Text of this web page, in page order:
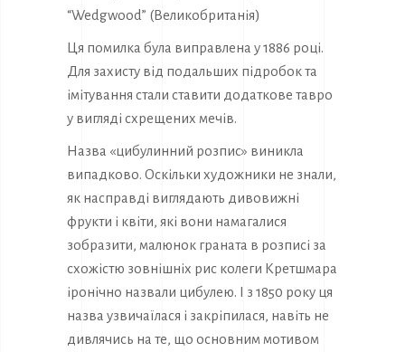
“Wedgwood” (Великобританія)
Ця помилка була виправлена ​​у 1886 році.
Для захисту від подальших підробок та
імітування стали ставити додаткове тавро
у вигляді схрещених мечів.
Назва «цибулинний розпис» виникла
випадково. Оскільки художники не знали,
як насправді виглядають дивовижні
фрукти і квіти, які вони намагалися
зобразити, малюнок граната в розписі за
схожістю зовнішніх рис колеги Кретшмара
іронічно назвали цибулею. І з 1850 року ця
назва узвичаїлася і закріпилася, навіть не
дивлячись на те, що основним мотивом